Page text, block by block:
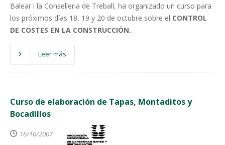
Balear i la Conselleria de Treball, ha organizado un curso para
los próximos días 18, 19 y 20 de octubre sobre el CONTROL
DE COSTES EN LA CONSTRUCCIÓN.
Leer más
Curso de elaboración de Tapas, Montaditos y
Bocadillos
16/10/2007